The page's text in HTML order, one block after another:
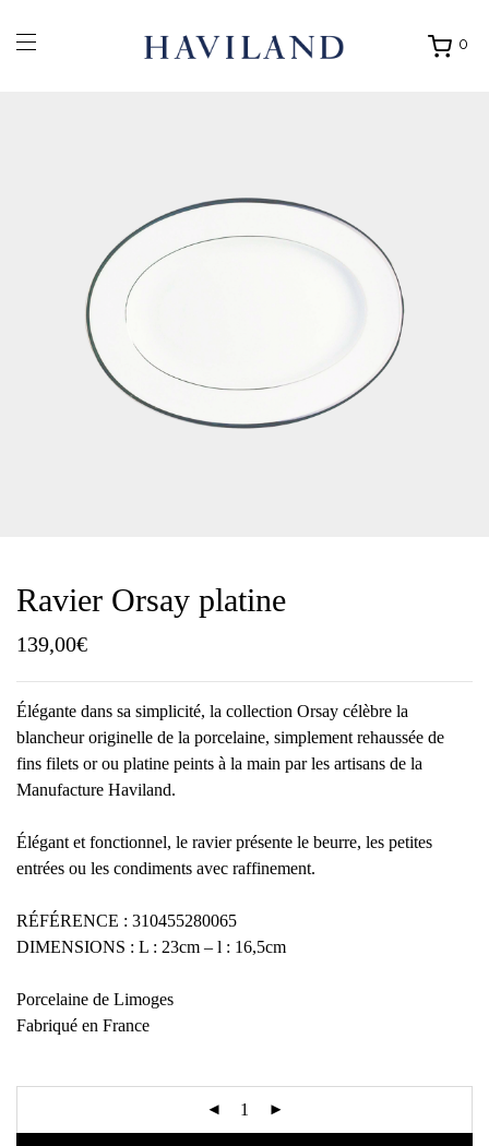
0
Ouvrir
Ravier Orsay platine
139,00€
Élégante dans sa simplicité, la collection Orsay célèbre la
blancheur originelle de la porcelaine, simplement rehaussée de
fins filets or ou platine peints à la main par les artisans de la
Manufacture Haviland.
Élégant et fonctionnel, le ravier présente le beurre, les petites
entrées ou les condiments avec raffinement.
RÉFÉRENCE : 310455280065
DIMENSIONS : L : 23cm – l : 16,5cm
Porcelaine de Limoges
Fabriqué en France